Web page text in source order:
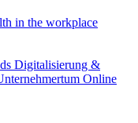
in the workplace
Digitalisierung &
Online